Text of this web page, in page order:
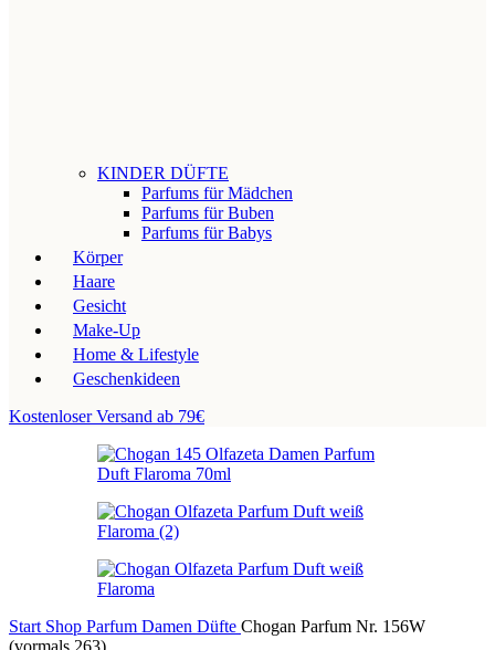
KINDER DÜFTE
Parfums für Mädchen
Parfums für Buben
Parfums für Babys
Körper
Haare
Gesicht
Make-Up
Home & Lifestyle
Geschenkideen
Kostenloser Versand ab 79€
Start Shop Parfum Damen Düfte Chogan Parfum Nr. 156W
(vormals 263)